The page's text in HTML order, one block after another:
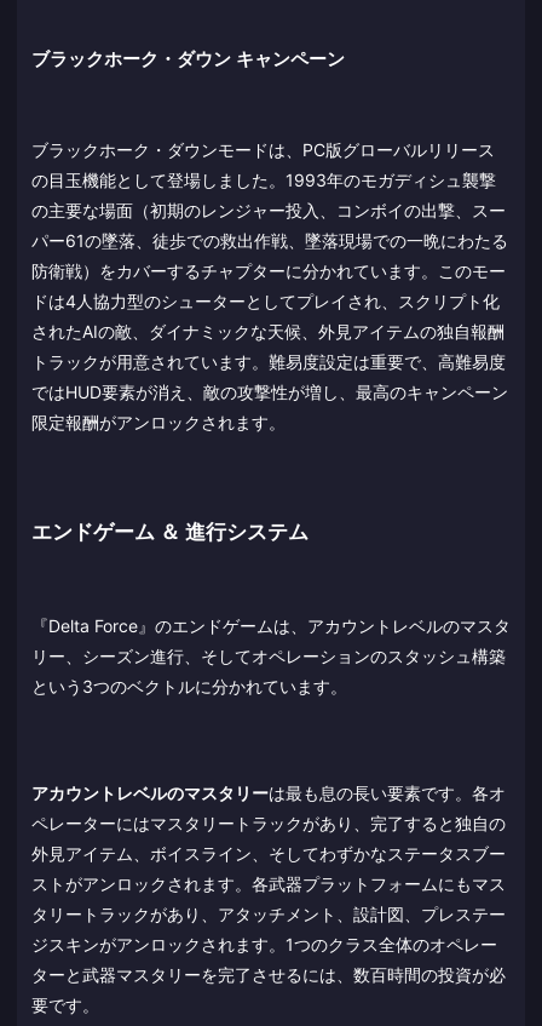
ブラックホーク・ダウン キャンペーン
ブラックホーク・ダウンモードは、PC版グローバルリリース
の目玉機能として登場しました。1993年のモガディシュ襲撃
の主要な場面（初期のレンジャー投入、コンボイの出撃、スー
パー61の墜落、徒歩での救出作戦、墜落現場での一晩にわたる
防衛戦）をカバーするチャプターに分かれています。このモー
ドは4人協力型のシューターとしてプレイされ、スクリプト化
されたAIの敵、ダイナミックな天候、外見アイテムの独自報酬
トラックが用意されています。難易度設定は重要で、高難易度
ではHUD要素が消え、敵の攻撃性が増し、最高のキャンペーン
限定報酬がアンロックされます。
エンドゲーム ＆ 進行システム
『Delta Force』のエンドゲームは、アカウントレベルのマスタ
リー、シーズン進行、そしてオペレーションのスタッシュ構築
という3つのベクトルに分かれています。
アカウントレベルのマスタリーは最も息の長い要素です。各オ
ペレーターにはマスタリートラックがあり、完了すると独自の
外見アイテム、ボイスライン、そしてわずかなステータスブー
ストがアンロックされます。各武器プラットフォームにもマス
タリートラックがあり、アタッチメント、設計図、プレステー
ジスキンがアンロックされます。1つのクラス全体のオペレー
ターと武器マスタリーを完了させるには、数百時間の投資が必
要です。